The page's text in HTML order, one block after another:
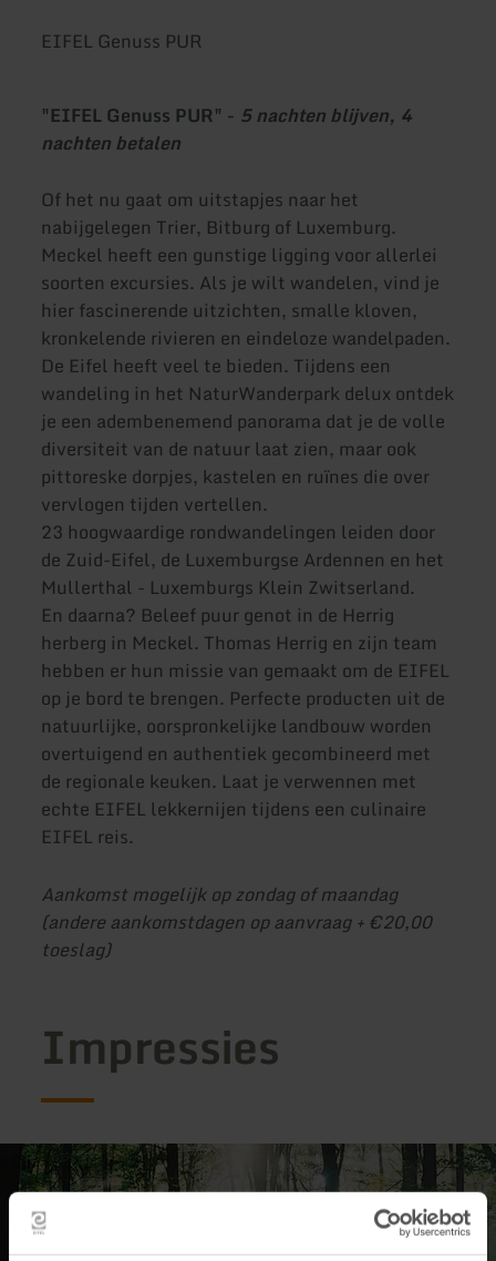
EIFEL Genuss PUR
"EIFEL Genuss PUR" - 5 nachten blijven, 4
nachten betalen
Of het nu gaat om uitstapjes naar het
nabijgelegen Trier, Bitburg of Luxemburg.
Meckel heeft een gunstige ligging voor allerlei
soorten excursies. Als je wilt wandelen, vind je
hier fascinerende uitzichten, smalle kloven,
kronkelende rivieren en eindeloze wandelpaden.
De Eifel heeft veel te bieden. Tijdens een
wandeling in het NaturWanderpark delux ontdek
je een adembenemend panorama dat je de volle
diversiteit van de natuur laat zien, maar ook
pittoreske dorpjes, kastelen en ruïnes die over
vervlogen tijden vertellen.
23 hoogwaardige rondwandelingen leiden door
de Zuid-Eifel, de Luxemburgse Ardennen en het
Mullerthal - Luxemburgs Klein Zwitserland.
En daarna? Beleef puur genot in de Herrig
herberg in Meckel. Thomas Herrig en zijn team
hebben er hun missie van gemaakt om de EIFEL
op je bord te brengen. Perfecte producten uit de
natuurlijke, oorspronkelijke landbouw worden
overtuigend en authentiek gecombineerd met
de regionale keuken. Laat je verwennen met
echte EIFEL lekkernijen tijdens een culinaire
EIFEL reis.
Aankomst mogelijk op zondag of maandag
(andere aankomstdagen op aanvraag + €20,00
toeslag)
Impressies